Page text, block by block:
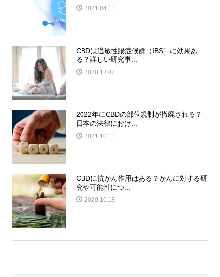
2021.04.11
CBDは過敏性腸症候群（IBS）に効果あ
る？詳しい研究事...
2020.12.07
2022年にCBDの部位規制が撤廃される？
日本の法律におけ...
2021.10.11
CBDに抗がん作用はある？がんに対する研
究や可能性につ...
2020.10.18